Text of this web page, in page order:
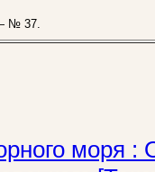
№ 37.
моря :